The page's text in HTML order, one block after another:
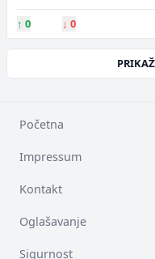
↑ 0 ↓ 0
Početna
Impressum
Kontakt
Oglašavanje
Sigurnost